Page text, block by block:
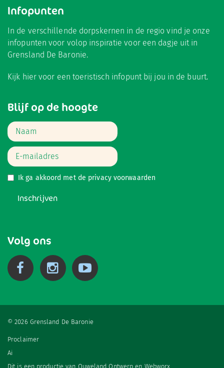
Infopunten
In de verschillende dorpskernen in de regio vind je onze
infopunten voor volop inspiratie voor een dagje uit in
Grensland De Baronie.
Kijk hiervoor een toeristisch infopunt bij jou in de buurt.
Blijf op de hoogte
Ik ga akkoord met de privacy voorwaarden
Inschrijven
Volg ons
© 2026 Grensland De Baronie
Proclaimer
Ai
Dit is een productie van Ouweland Ontwerp en Webworx